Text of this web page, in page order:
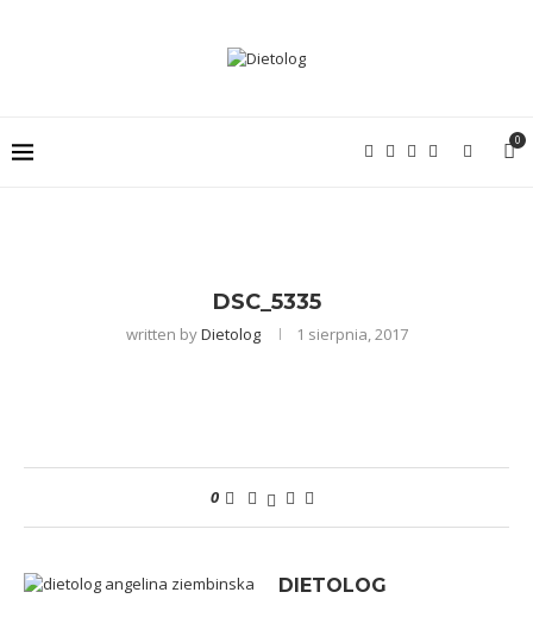
0
DSC_5335
written byDietolog 1 sierpnia, 2017
0
DIETOLOG